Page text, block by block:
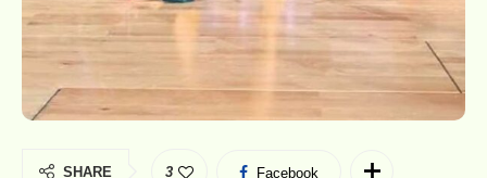
SHARE 3 Facebook